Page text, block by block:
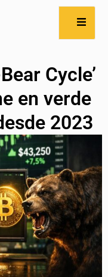
Cycle’
en verde
2023